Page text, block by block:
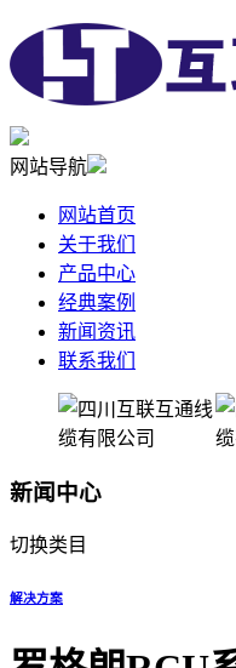
网站导航
网站首页
关于我们
产品中心
经典案例
新闻资讯
联系我们
新闻中心
切换类目
解决方案